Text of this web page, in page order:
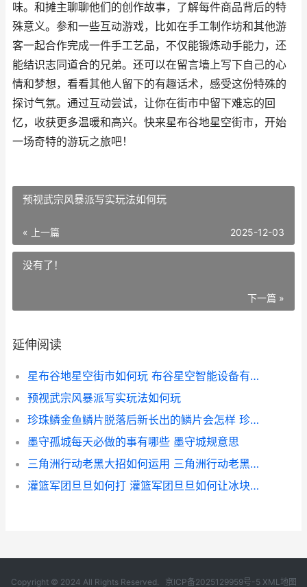
味。和摊主聊聊他们的创作故事，了解每件商品背后的特
殊意义。参和一些互动游戏，比如在手工制作坊和其他游
客一起合作完成一件手工艺品，不仅能锻炼动手能力，还
能结识志同道合的兄弟。还可以在留言墙上写下自己的心
情和梦想，看看其他人留下的有趣话术，感受这份特殊的
探讨气氛。通过互动尝试，让你在街市中留下难忘的回
忆，收获更多温暖和高兴。快来星布谷地星空街市，开始
一场奇特的游玩之旅吧！
预视武宗风暴派写实玩法如何玩
« 上一篇 2025-12-03
没有了！
下一篇 »
延伸阅读
星布谷地星空街市如何玩 布谷星空智能设备有限公司
预视武宗风暴派写实玩法如何玩
珍珠鳞金鱼鳞片脱落后新长出的鳞片会怎样 珍珠鳞金鱼鳞片如果脱落,新长出的鳞片会
墨守孤城每天必做的事有哪些 墨守城规意思
三角洲行动老黑大招如何运用 三角洲行动老黑表情包
灌篮军团旦旦如何打 灌篮军团旦旦如何让冰块横向
Copyright © 2024 All Rights Reserved. 京ICP备2025129959号-5 XML地图